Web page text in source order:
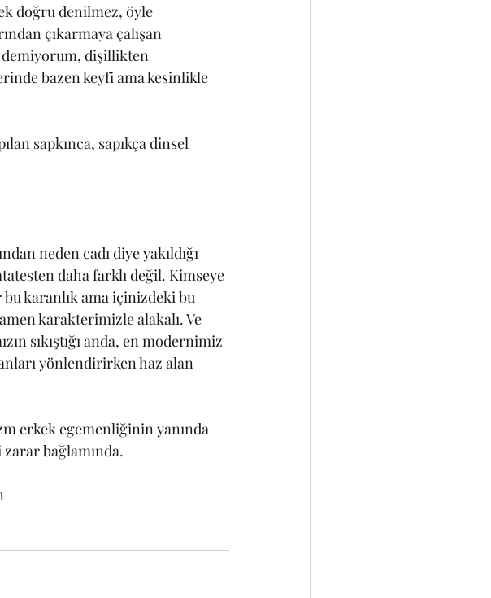
doğru denilmez, öyle
çıkarmaya çalışan
dişillikten
bazen keyfi ama kesinlikle
sapkınca, sapıkça dinsel
neden cadı diye yakıldığı
daha farklı değil. Kimseye
karanlık ama içinizdeki bu
karakterimizle alakalı. Ve
sıkıştığı anda, en modernimiz
yönlendirirken haz alan
erkek egemenliğinin yanında
bağlamında.